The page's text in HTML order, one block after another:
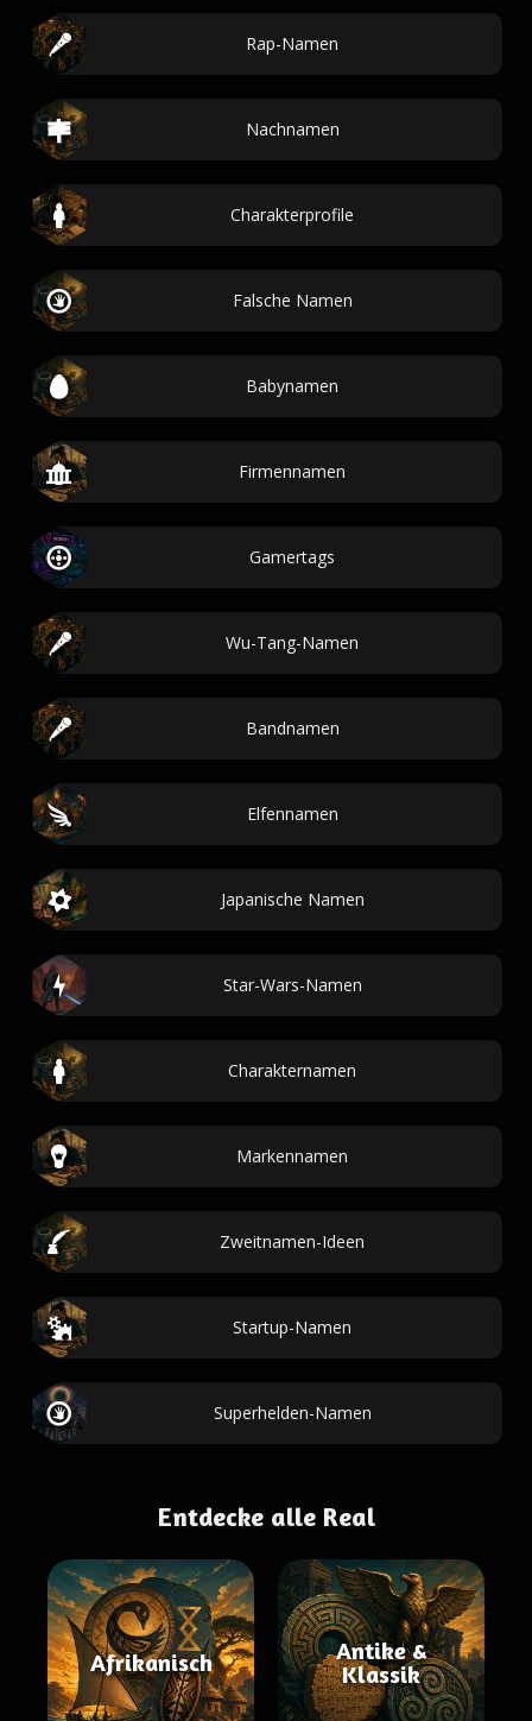
Rap-Namen
Nachnamen
Charakterprofile
Falsche Namen
Babynamen
Firmennamen
Gamertags
Wu-Tang-Namen
Bandnamen
Elfennamen
Japanische Namen
Star-Wars-Namen
Charakternamen
Markennamen
Zweitnamen-Ideen
Startup-Namen
Superhelden-Namen
Entdecke alle Real
Afrikanisch
Antike &
Klassik